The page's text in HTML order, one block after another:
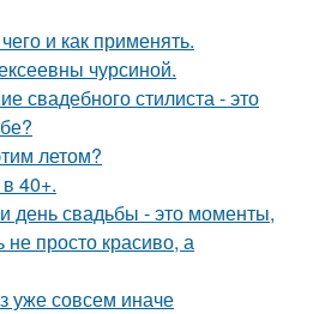
и как применять.
чурсиной.
свадебного стилиста - это
летом?
40+.
день свадьбы - это моменты,
не просто красиво, а
уже совсем иначе